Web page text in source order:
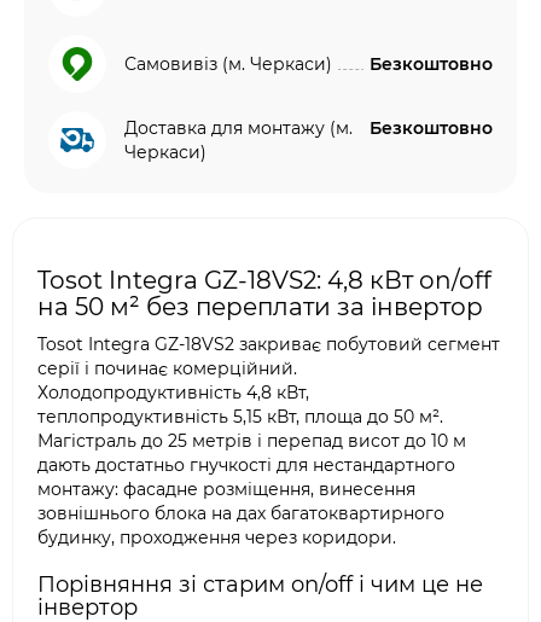
Самовивіз (м. Черкаси) Безкоштовно
Доставка для монтажу (м.
Черкаси)
Безкоштовно
Tosot Integra GZ-18VS2: 4,8 кВт on/off
на 50 м² без переплати за інвертор
Tosot Integra GZ-18VS2 закриває побутовий сегмент
серії і починає комерційний.
Холодопродуктивність 4,8 кВт,
теплопродуктивність 5,15 кВт, площа до 50 м².
Магістраль до 25 метрів і перепад висот до 10 м
дають достатньо гнучкості для нестандартного
монтажу: фасадне розміщення, винесення
зовнішнього блока на дах багатоквартирного
будинку, проходження через коридори.
Порівняння зі старим on/off і чим це не
інвертор